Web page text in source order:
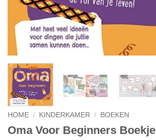
HOME / KINDERKAMER / BOEKEN
Oma Voor Beginners Boekje